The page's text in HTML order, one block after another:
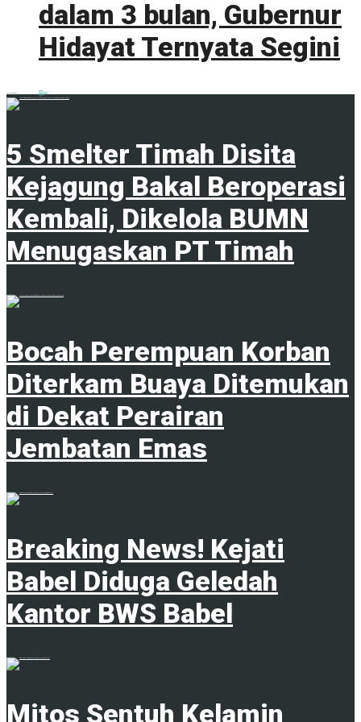
dalam 3 bulan, Gubernur
Hidayat Ternyata Segini
5 Smelter Timah Disita
Kejagung Bakal Beroperasi
Kembali, Dikelola BUMN
Menugaskan PT Timah
Bocah Perempuan Korban
Diterkam Buaya Ditemukan
di Dekat Perairan
Jembatan Emas
Breaking News! Kejati
Babel Diduga Geledah
Kantor BWS Babel
Mitos Sentuh Kelamin